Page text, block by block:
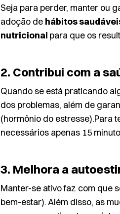
Seja para perder, manter ou
adoção de hábitos
nutricional para que os
2. Contribui com a
Quando se está praticando
dos problemas, além de
(hormônio do estresse).Para
necessários apenas 15
3. Melhora a
Manter-se ativo faz com que
bem-estar). Além disso, as